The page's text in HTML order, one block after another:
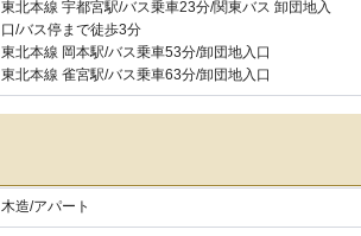
東北本線 宇都宮駅/バス乗車23分/関東バス 卸団地入
口/バス停まで徒歩3分
東北本線 岡本駅/バス乗車53分/卸団地入口
東北本線 雀宮駅/バス乗車63分/卸団地入口
木造/アパート